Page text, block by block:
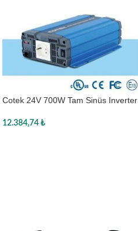
Cotek 24V 700W Tam Sinüs Inverter
12.384,74 ₺